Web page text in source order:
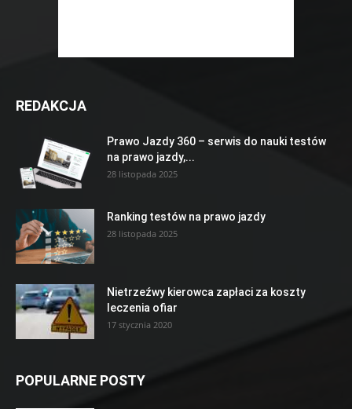
REDAKCJA
Prawo Jazdy 360 – serwis do nauki testów
na prawo jazdy,...
28 listopada 2025
Ranking testów na prawo jazdy
28 listopada 2025
Nietrzeźwy kierowca zapłaci za koszty
leczenia ofiar
17 stycznia 2020
POPULARNE POSTY